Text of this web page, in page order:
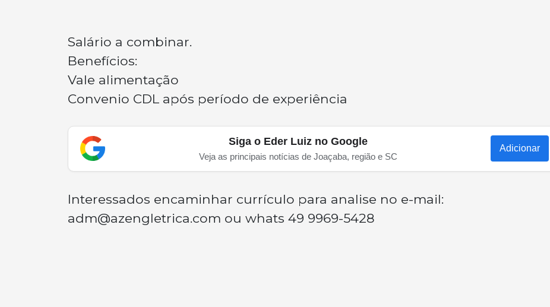
Salário a combinar.
Benefícios:
Vale alimentação
Convenio CDL após período de experiência
Siga o Eder Luiz no Google
Veja as principais notícias de Joaçaba, região e SC
Adicionar
Interessados encaminhar currículo para analise no e-mail:
adm@azengletrica.com ou whats 49 9969-5428